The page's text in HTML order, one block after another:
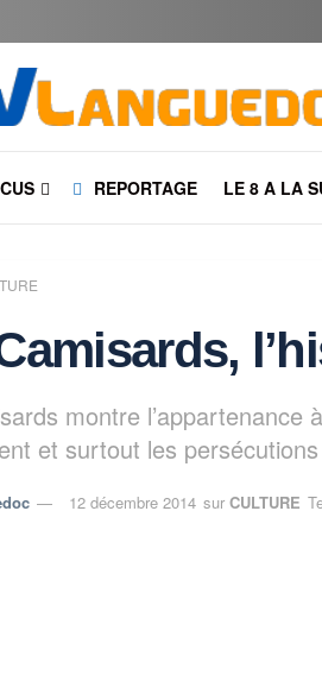
REPORTAGE LE 8 A LA
montre
et surtout les
12 décembre 2014 sur CULTURE